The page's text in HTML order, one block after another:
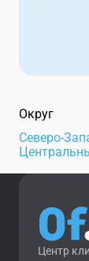
Округ
Северо-
Центр